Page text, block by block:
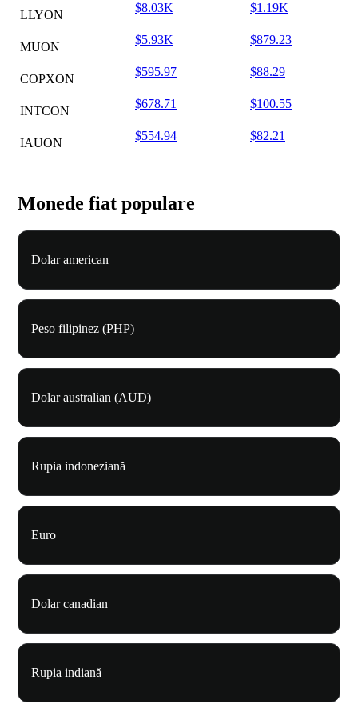
LLYON
$8.03K $1.19K
MUON
$5.93K $879.23
COPXON
$595.97 $88.29
INTCON
$678.71 $100.55
IAUON
$554.94 $82.21
Monede fiat populare
Dolar american
Peso filipinez (PHP)
Dolar australian (AUD)
Rupia indoneziană
Euro
Dolar canadian
Rupia indiană